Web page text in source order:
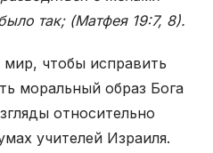
так; (Матфея 19:7, 8).
чтобы исправить
моральный образ Бога
относительно
учителей Израиля.